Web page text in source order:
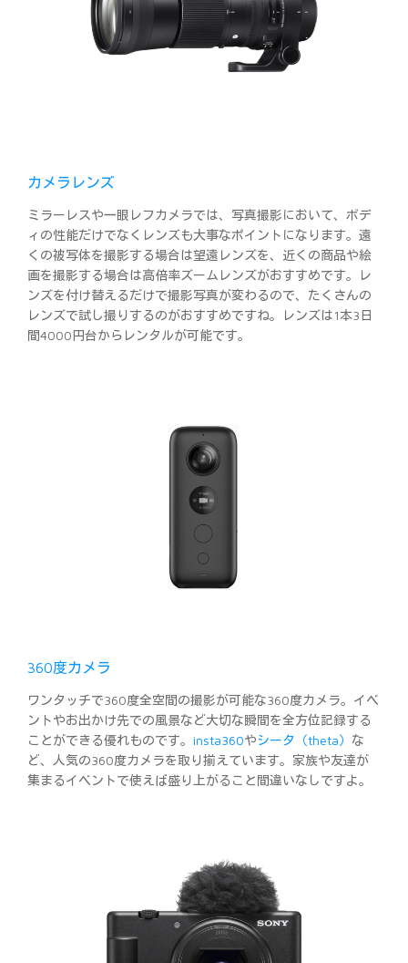
カメラレンズ
ミラーレスや一眼レフカメラでは、写真撮影において、ボデ
ィの性能だけでなくレンズも大事なポイントになります。遠
くの被写体を撮影する場合は望遠レンズを、近くの商品や絵
画を撮影する場合は高倍率ズームレンズがおすすめです。レ
ンズを付け替えるだけで撮影写真が変わるので、たくさんの
レンズで試し撮りするのがおすすめですね。レンズは1本3日
間4000円台からレンタルが可能です。
360度カメラ
ワンタッチで360度全空間の撮影が可能な360度カメラ。イベ
ントやお出かけ先での風景など大切な瞬間を全方位記録する
ことができる優れものです。 insta360やシータ（theta） な
ど、人気の360度カメラを取り揃えています。家族や友達が
集まるイベントで使えば盛り上がること間違いなしですよ。